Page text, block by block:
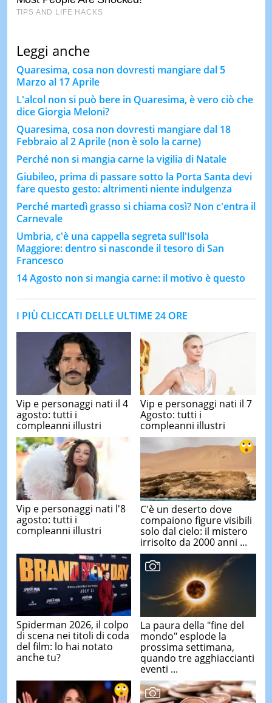
Leggi anche
Quaresima, cosa non dovresti mangiare dal 5
Marzo al 17 Aprile
L'alcol non si può bere in Quaresima, è vero ciò che
dice Giorgia Meloni?
Quaresima, cosa non dovresti mangiare dal 18
Febbraio al 2 Aprile (non è solo la carne)
Perché non si mangia carne la vigilia di Natale
Giubileo, prima di passare sotto la Porta Santa devi
fare questo gesto: altrimenti niente indulgenza
Perché martedì grasso si chiama così? Non c'entra il
Carnevale
Umbria, c'è una cappella segreta sull'Isola
Maggiore: dentro si nasconde il tesoro di San
Francesco
14 Agosto non si mangia carne: il motivo è questo
I PIÙ CLICCATI DELLE ULTIME 24 ORE
Vip e personaggi nati il 4
agosto: tutti i
compleanni illustri
Vip e personaggi nati il 7
Agosto: tutti i
compleanni illustri
Vip e personaggi nati l'8
agosto: tutti i
compleanni illustri
C'è un deserto dove
compaiono figure visibili
solo dal cielo: il mistero
irrisolto da 2000 anni ...
Spiderman 2026, il colpo
di scena nei titoli di coda
del film: lo hai notato
anche tu?
La paura della "fine del
mondo" esplode la
prossima settimana,
quando tre agghiaccianti
eventi ...